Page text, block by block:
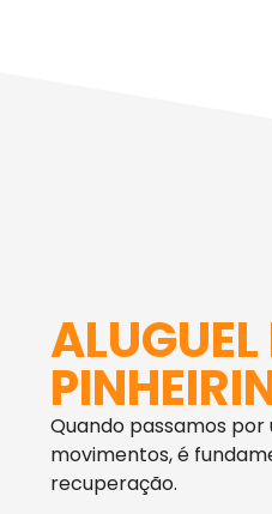
Quando passamos por
movimentos, é
recuperação.